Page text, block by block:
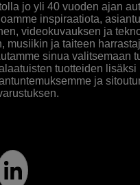
jo yli 40 vuoden ajan
inspiraatiota,
videokuvauksen ja
musiikin ja taiteen
sinua valitsemaan
tuotteiden
ja